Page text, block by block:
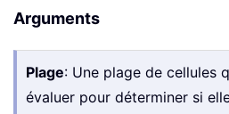
Arguments
Plage: Une plage de cellules
évaluer pour déterminer si